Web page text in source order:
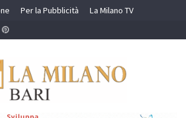
Per la Pubblicità La Milano TV